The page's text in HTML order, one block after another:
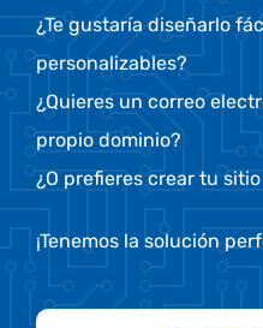
¿Te gustaría diseñarlo
personalizables?
¿Quieres un correo
propio dominio?
¿O prefieres crear tu
¡Tenemos la solución